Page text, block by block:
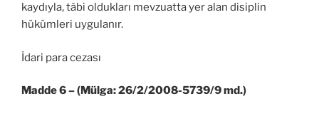
kaydıyla, tâbi oldukları mevzuatta yer alan disiplin
hükümleri uygulanır.
İdari para cezası
Madde 6 – (Mülga: 26/2/2008-5739/9 md.)